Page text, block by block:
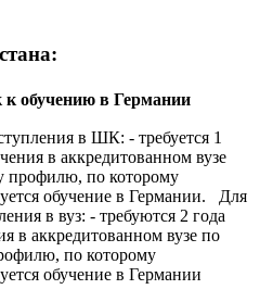
к обучению в Германии
в ШК: - требуется 1
в аккредитованном вузе
профилю, по которому
обучение в Германии. Для
в вуз: - требуются 2 года
в аккредитованном вузе по
по которому
обучение в Германии